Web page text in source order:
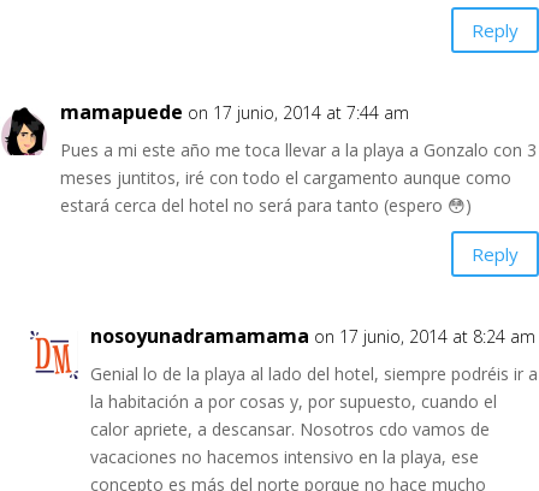
Reply
mamapuede on 17 junio, 2014 at 7:44 am
Pues a mi este año me toca llevar a la playa a Gonzalo con 3
meses juntitos, iré con todo el cargamento aunque como
estará cerca del hotel no será para tanto (espero 😳)
Reply
nosoyunadramamama on 17 junio, 2014 at 8:24 am
Genial lo de la playa al lado del hotel, siempre podréis ir a
la habitación a por cosas y, por supuesto, cuando el
calor apriete, a descansar. Nosotros cdo vamos de
vacaciones no hacemos intensivo en la playa, ese
concepto es más del norte porque no hace mucho